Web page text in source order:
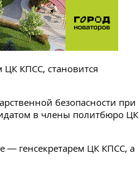
ЦК КПСС, становится
безопасности при
в члены политбюро ЦК
— генсекретарем ЦК КПСС, а